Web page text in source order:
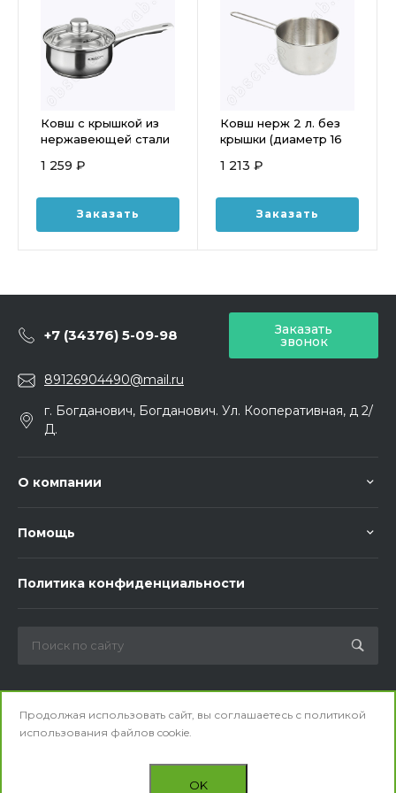
Ковш с крышкой из
нержавеющей стали
KT04-D-К
1 259 ₽
Заказать
Ковш нерж 2 л. без
крышки (диаметр 16
1 213 ₽
Заказать
+7 (34376) 5-09-98 Заказать
звонок
89126904490@mail.ru
г. Богданович, Богданович. Ул. Кооперативная, д 2/
Д.
О компании
Помощь
Политика конфиденциальности
Мы в соц. сетях
© 2026 ООО «Общепитснаб». Все права защищены.
Продолжая использовать сайт, вы соглашаетесь с политикой
использования файлов cookie.
OK